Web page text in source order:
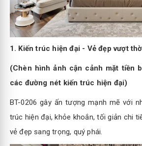
1. Kiến trúc hiện đại - Vẻ đẹp vượt
(Chèn hình ảnh cận cảnh mặt tiền
các đường nét kiến trúc hiện đại)
BT-0206 gây ấn tượng mạnh mẽ với
trúc hiện đại, khỏe khoắn, tối giản chi
vẻ đẹp sang trọng, quý phái.